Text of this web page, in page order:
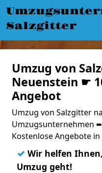
Salzgitter
Umzug von
Neuenstein ☛
Angebot
Umzug von Salzgitter
Umzugsunternehmen
Kostenlose Angebote in
✓ Wir helfen
Umzug geht!